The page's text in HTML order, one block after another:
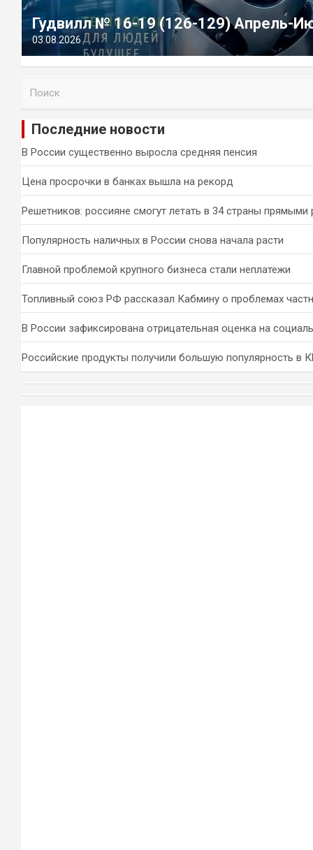
Гудвилл № 16-19 (126-129) Апрель-
03.08.2026
и
Последние новости
В России существенно выросла средняя пенсия
Цена просрочки в банках вышла на рекорд
Решетников: россияне смогут летать в 34 страны прямыми
Популярность наличных в России снова начала расти
Главной проблемой крупного бизнеса стали неплатежи
Топливный союз РФ рассказал Кабмину о проблемах
В России зафиксирована отрицательная оценка на
Российские продукты получили большую популярность в